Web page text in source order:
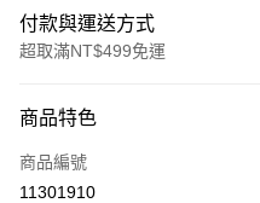
付款與運送方式
超取滿NT$499免運
icash Pay
信用卡一次付款
商品特色
商品編號
11301910